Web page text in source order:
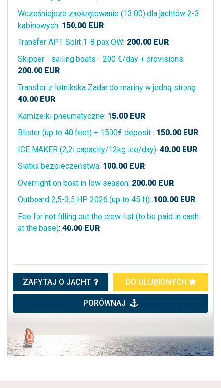
Wcześniejsze zaokrętowanie (13:00) dla jachtów 2-3
kabinowych: 150.00 EUR
Transfer APT Split 1-8 pax OW: 200.00 EUR
Skipper - sailing boats - 200 €/day + provisions:
200.00 EUR
Transfer z lotnikska Zadar do mariny w jedną stronę:
40.00 EUR
Kamizelki pneumatyczne: 15.00 EUR
Blister (up to 40 feet) + 1500€ deposit : 150.00 EUR
ICE MAKER (2,2l capacity/12kg ice/day): 40.00 EUR
Siatka bezpieczeństwa: 100.00 EUR
Overnight on boat in low season: 200.00 EUR
Outboard 2,5-3,5 HP 2026 (up to 45 ft): 100.00 EUR
Fee for not filling out the crew list (to be paid in cash
at the base): 40.00 EUR
ZAPYTAJ O JACHT DO ULUBIONYCH
PORÓWNAJ